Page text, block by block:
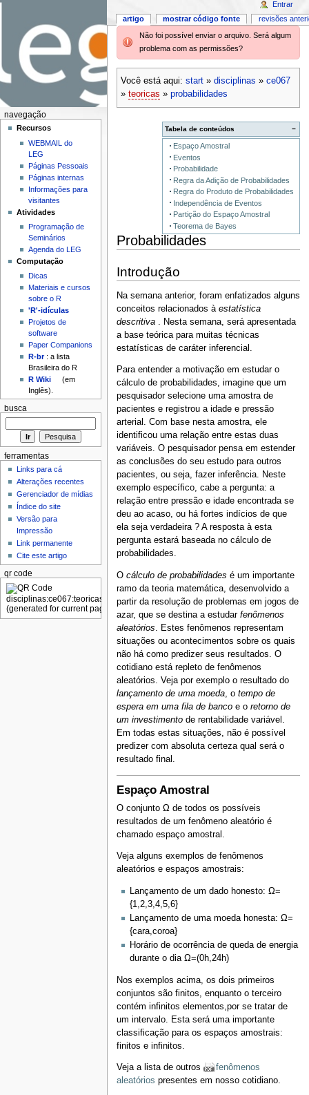
Não foi possível enviar o arquivo. Será algum
problema com as permissões?
Você está aqui: start» disciplinas » ce067
» teoricas » probabilidades
−
Tabela de conteúdos
Espaço Amostral
Eventos
Probabilidade
Regra da Adição de Probabilidades
Regra do Produto de Probabilidades
Independência de Eventos
Partição do Espaço Amostral
Teorema de Bayes
Probabilidades
Introdução
Na semana anterior, foram enfatizados alguns
conceitos relacionados à estatística
descritiva
. Nesta semana, será apresentada
a base teórica para muitas técnicas
estatísticas de caráter inferencial.
Para entender a motivação em estudar o
cálculo de probabilidades, imagine que um
pesquisador selecione uma amostra de
pacientes e registrou a idade e pressão
arterial. Com base nesta amostra, ele
identificou uma relação entre estas duas
variáveis. O pesquisador pensa em estender
as conclusões do seu estudo para outros
pacientes, ou seja, fazer inferência. Neste
exemplo específico, cabe a pergunta: a
relação entre pressão e idade encontrada se
deu ao acaso, ou há fortes indícios de que
ela seja verdadeira ? A resposta à esta
pergunta estará baseada no cálculo de
probabilidades.
O cálculo de probabilidades é um importante
ramo da teoria matemática, desenvolvido a
partir da resolução de problemas em jogos de
azar, que se destina a estudar fenômenos
aleatórios. Estes fenômenos representam
situações ou acontecimentos sobre os quais
não há como predizer seus resultados. O
cotidiano está repleto de fenômenos
aleatórios. Veja por exemplo o resultado do
lançamento de uma moeda, o tempo de
espera em uma fila de bancoe o retorno de
um investimentode rentabilidade variável.
Em todas estas situações, não é possível
predizer com absoluta certeza qual será o
resultado final.
Espaço Amostral
O conjunto Ω de todos os possíveis
resultados de um fenômeno aleatório é
chamado espaço amostral.
Veja alguns exemplos de fenômenos
aleatórios e espaços amostrais:
Lançamento de um dado honesto: Ω=
{1,2,3,4,5,6}
Lançamento de uma moeda honesta: Ω=
{cara,coroa}
Horário de ocorrência de queda de energia
durante o dia Ω=(0h,24h)
Nos exemplos acima, os dois primeiros
conjuntos são finitos, enquanto o terceiro
contém infinitos elementos,por se tratar de
um intervalo. Esta será uma importante
classificação para os espaços amostrais:
finitos e infinitos.
Veja a lista de outros
fenômenos
aleatórios presentes em nosso cotidiano.
artigo mostrar código fonte revisões
Entrar
navegação
Recursos
WEBMAIL do
LEG
Páginas Pessoais
Páginas internas
Informações para
visitantes
Atividades
Programação de
Seminários
Agenda do LEG
Computação
Dicas
Materiais e cursos
sobre o R
'R'-idículas
Projetos de
software
Paper Companions
R-br: a lista
Brasileira do R
R Wiki
(em
Inglês).
busca
ferramentas
Links para cá
Alterações recentes
Gerenciador de mídias
Índice do site
Versão para
Impressão
Link permanente
Cite este artigo
qr code